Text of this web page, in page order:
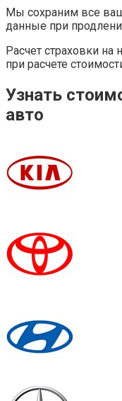
Мы сохраним все
данные при
Расчет страховки
при расчете
Узнать
авто